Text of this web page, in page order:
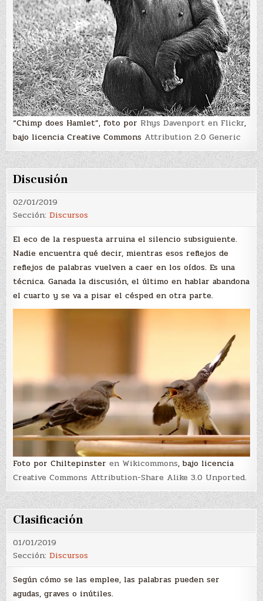
“Chimp does Hamlet”, foto por Rhys Davenport en Flickr,
bajo licencia Creative Commons Attribution 2.0 Generic
Discusión
02/01/2019
Sección:Discursos
El eco de la respuesta arruina el silencio subsiguiente.
Nadie encuentra qué decir, mientras esos reflejos de
reflejos de palabras vuelven a caer en los oídos. Es una
técnica. Ganada la discusión, el último en hablar abandona
el cuarto y se va a pisar el césped en otra parte.
Foto por Chiltepinsteren Wikicommons, bajo licencia
Creative Commons Attribution-Share Alike 3.0 Unported.
Clasificación
01/01/2019
Sección:Discursos
Según cómo se las emplee, las palabras pueden ser
agudas, graves o inútiles.